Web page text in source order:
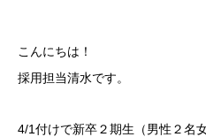
こんにちは！
採用担当清水です。
4/1付けで新卒２期生（男性２名